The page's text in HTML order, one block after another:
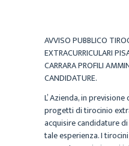
AVVISO PUBBLICO
EXTRACURRICULARI
CARRARA PROFILI
CANDIDATURE.
L’ Azienda, in
progetti di tirocinio
acquisire candidature
tale esperienza. I